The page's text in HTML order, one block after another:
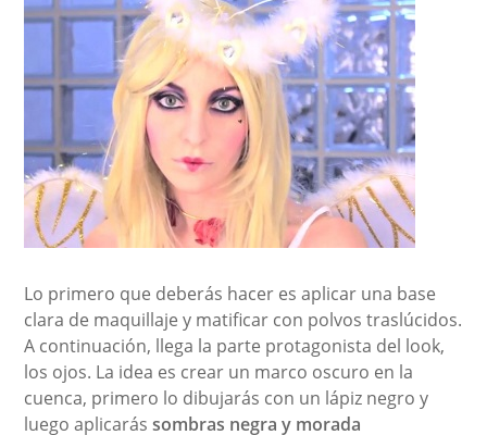
Lo primero que deberás hacer es aplicar una base
clara de maquillaje y matificar con polvos traslúcidos.
A continuación, llega la parte protagonista del look,
los ojos. La idea es crear un marco oscuro en la
cuenca, primero lo dibujarás con un lápiz negro y
luego aplicarássombras negra y morada